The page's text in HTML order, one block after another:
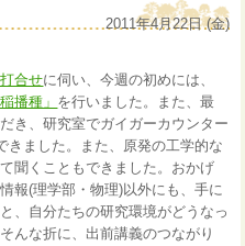
2011年4月22日 (金)
合せに伺い、今週の初めには、
播種」 を行いました。また、最
き、研究室でガイガーカウンター
きました。また、原発の工学的な
聞くこともできました。おかげ
報(理学部・物理)以外にも、手に
、自分たちの研究環境がどうなっ
んな折に、出前講義のつながり